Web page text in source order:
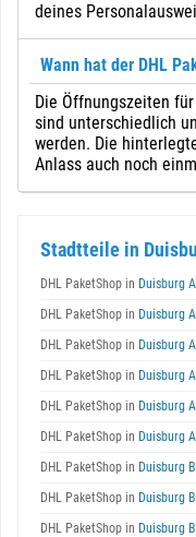
deines
Wann hat der DHL
Die Öffnungszeiten
sind unterschiedlich
werden. Die
Anlass auch noch
Stadtteile in
DHL PaketShop in Duisburg
DHL PaketShop in Duisburg
DHL PaketShop in Duisburg
DHL PaketShop in Duisburg
DHL PaketShop in Duisburg
DHL PaketShop in Duisburg
DHL PaketShop in Duisburg
DHL PaketShop in Duisburg
DHL PaketShop in Duisburg